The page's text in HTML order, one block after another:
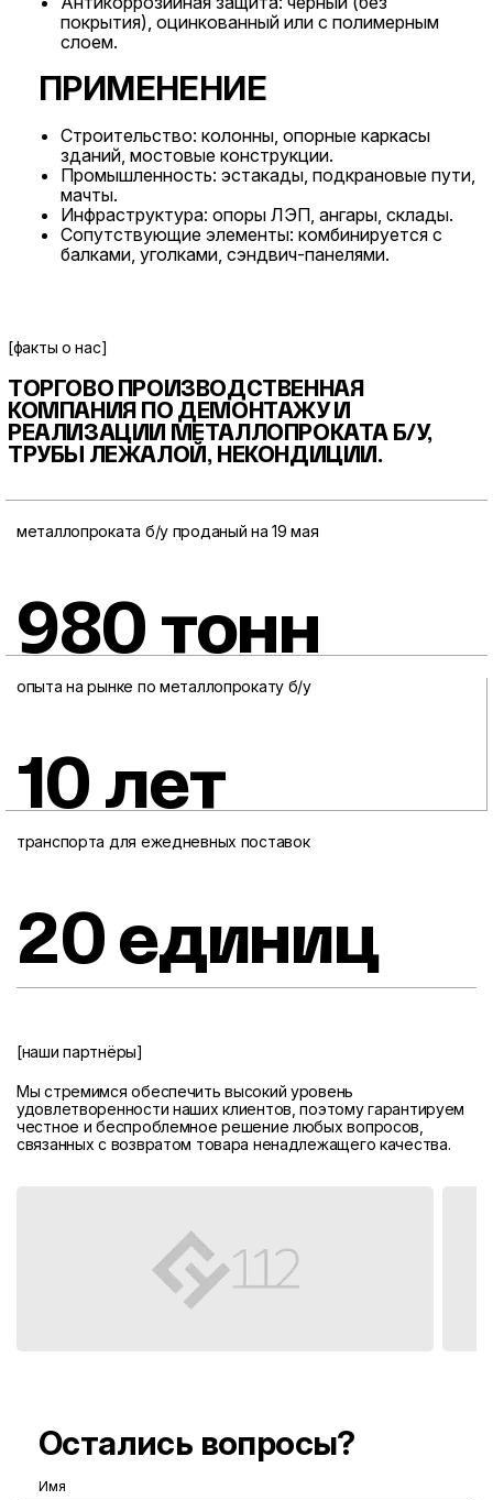
покрытия), оцинкованный или с полимерным
слоем.
ПРИМЕНЕНИЕ
Строительство: колонны, опорные каркасы
зданий, мостовые конструкции.
Промышленность: эстакады, подкрановые пути,
мачты.
Инфраструктура: опоры ЛЭП, ангары, склады.
Сопутствующие элементы: комбинируется с
балками, уголками, сэндвич-панелями.
[факты о нас]
ТОРГОВО ПРОИЗВОДСТВЕННАЯ
КОМПАНИЯ ПО ДЕМОНТАЖУ И
РЕАЛИЗАЦИИ МЕТАЛЛОПРОКАТА Б/У,
ТРУБЫ ЛЕЖАЛОЙ, НЕКОНДИЦИИ.
металлопроката б/у проданый на 19 мая
980 тонн
опыта на рынке по металлопрокату б/у
10 лет
транспорта для ежедневных поставок
20 единиц
[наши партнёры]
Мы стремимся обеспечить высокий уровень
удовлетворенности наших клиентов, поэтому гарантируем
честное и беспроблемное решение любых вопросов,
связанных с возвратом товара ненадлежащего качества.
Остались вопросы?
Имя